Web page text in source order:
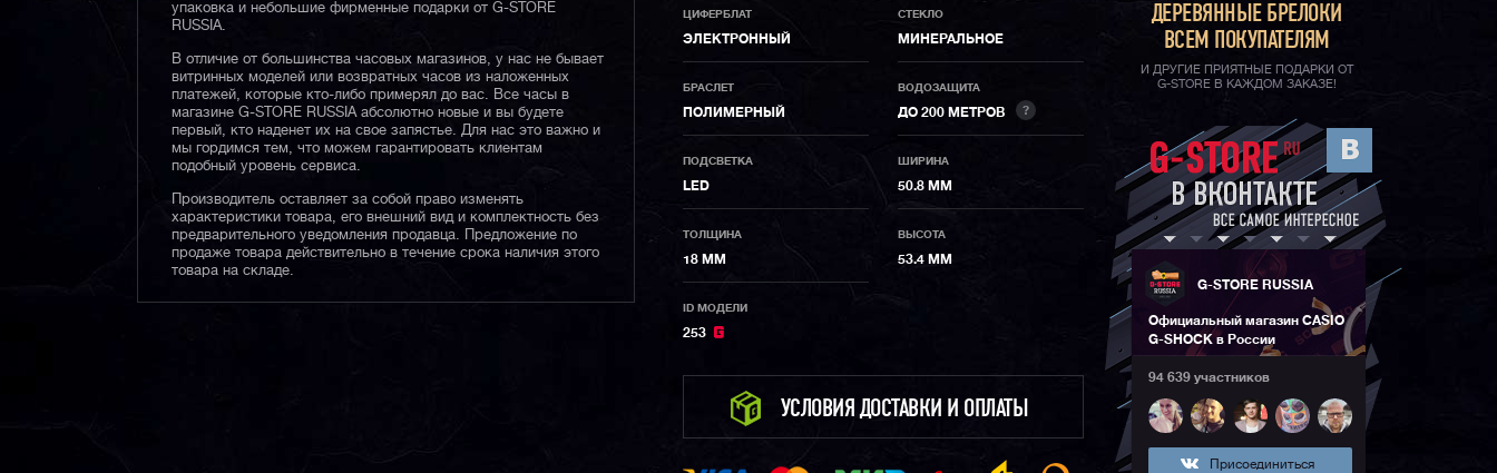
упаковка и небольшие фирменные подарки от G-STORE
RUSSIA.
В отличие от большинства часовых магазинов, у нас не бывает
витринных моделей или возвратных часов из наложенных
платежей, которые кто-либо примерял до вас. Все часы в
магазине G-STORE RUSSIA абсолютно новые и вы будете
первый, кто наденет их на свое запястье. Для нас это важно и
мы гордимся тем, что можем гарантировать клиентам
подобный уровень сервиса.
Производитель оставляет за собой право изменять
характеристики товара, его внешний вид и комплектность без
предварительного уведомления продавца. Предложение по
продаже товара действительно в течение срока наличия этого
товара на складе.
ЦИФЕРБЛАТ
ЭЛЕКТРОННЫЙ
СТЕКЛО
МИНЕРАЛЬНОЕ
БРАСЛЕТ
ПОЛИМЕРНЫЙ
ВОДОЗАЩИТА
ДО 200 МЕТРОВ ?
ПОДСВЕТКА
LED
ШИРИНА
50.8 ММ
ТОЛЩИНА
18 ММ
ВЫСОТА
53.4 ММ
ID МОДЕЛИ
253
УСЛОВИЯ ДОСТАВКИ И ОПЛАТЫ
ДЕРЕВЯННЫЕ БРЕЛОКИ
ВСЕМ ПОКУПАТЕЛЯМ
И ДРУГИЕ ПРИЯТНЫЕ ПОДАРКИ ОТ
G-STORE В КАЖДОМ ЗАКАЗЕ!
G-STORE RUSSIA
Официальный магазин CASIO
G-SHOCK в России
94 639 участников
Присоединиться